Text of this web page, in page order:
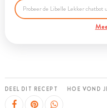
DEEL DIT RECEPT HOE VOND